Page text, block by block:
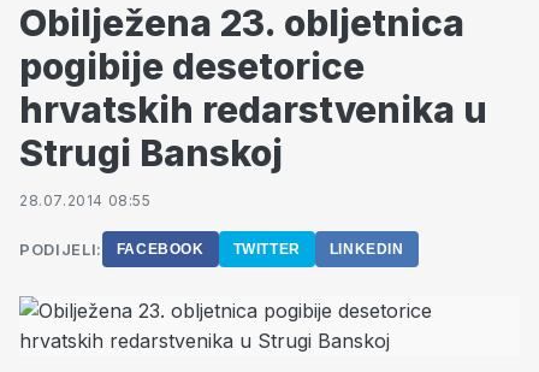
Obilježena 23. obljetnica
pogibije desetorice
hrvatskih redarstvenika u
Strugi Banskoj
28.07.2014 08:55
PODIJELI: FACEBOOK TWITTER LINKEDIN